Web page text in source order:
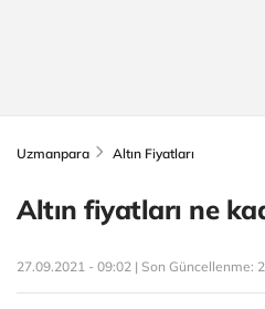
Uzmanpara Altın Fiyatları
Altın fiyatları ne
27.09.2021 - 09:02 | Son Güncellenme: